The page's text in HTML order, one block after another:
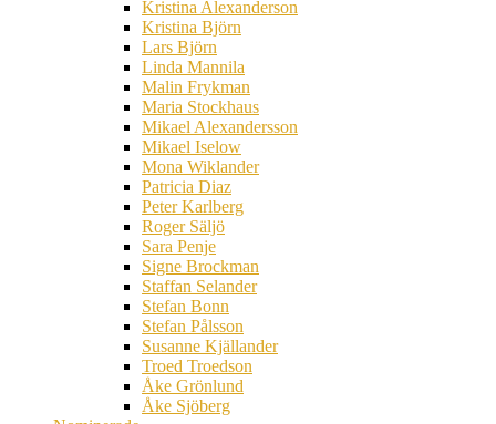
Kristina Alexanderson
Kristina Björn
Lars Björn
Linda Mannila
Malin Frykman
Maria Stockhaus
Mikael Alexandersson
Mikael Iselow
Mona Wiklander
Patricia Diaz
Peter Karlberg
Roger Säljö
Sara Penje
Signe Brockman
Staffan Selander
Stefan Bonn
Stefan Pålsson
Susanne Kjällander
Troed Troedson
Åke Grönlund
Åke Sjöberg